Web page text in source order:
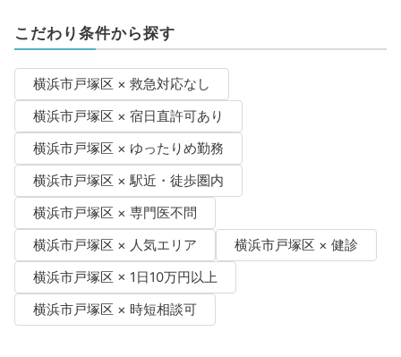
こだわり条件から探す
横浜市戸塚区 × 救急対応なし
横浜市戸塚区 × 宿日直許可あり
横浜市戸塚区 × ゆったりめ勤務
横浜市戸塚区 × 駅近・徒歩圏内
横浜市戸塚区 × 専門医不問
横浜市戸塚区 × 人気エリア
横浜市戸塚区 × 健診
横浜市戸塚区 × 1日10万円以上
横浜市戸塚区 × 時短相談可